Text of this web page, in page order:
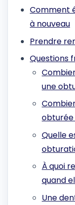
Comment
à nouveau
Prendre
Questions
une
obturée
Quelle
À quoi
quand
Une